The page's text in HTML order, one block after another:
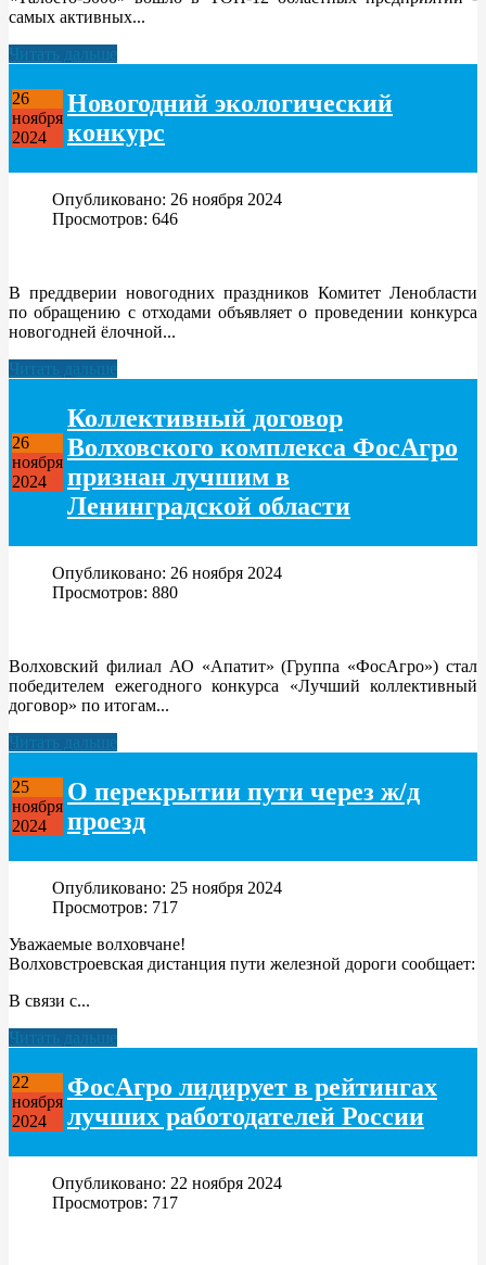
самых активных...
Читать дальше
26
ноября
2024
Новогодний экологический
конкурс
Опубликовано: 26 ноября 2024
Просмотров: 646
В преддверии новогодних праздников Комитет Ленобласти
по обращению с отходами объявляет о проведении конкурса
новогодней ёлочной...
Читать дальше
26
ноября
2024
Коллективный договор
Волховского комплекса ФосАгро
признан лучшим в
Ленинградской области
Опубликовано: 26 ноября 2024
Просмотров: 880
Волховский филиал АО «Апатит» (Группа «ФосАгро») стал
победителем ежегодного конкурса «Лучший коллективный
договор» по итогам...
Читать дальше
25
ноября
2024
О перекрытии пути через ж/д
проезд
Опубликовано: 25 ноября 2024
Просмотров: 717
Уважаемые волховчане!
Волховстроевская дистанция пути железной дороги сообщает:
В связи с...
Читать дальше
22
ноября
2024
ФосАгро лидирует в рейтингах
лучших работодателей России
Опубликовано: 22 ноября 2024
Просмотров: 717